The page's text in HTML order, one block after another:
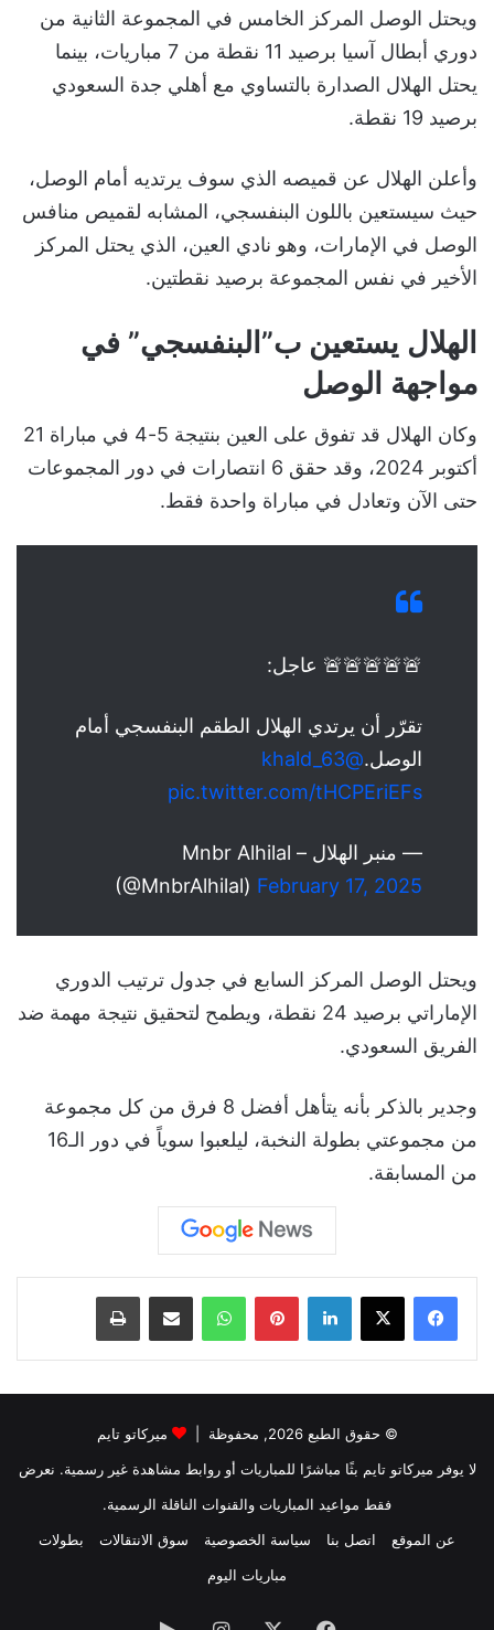
ويحتل الوصل المركز الخامس في المجموعة الثانية من
دوري أبطال آسيا برصيد 11 نقطة من 7 مباريات، بينما
يحتل الهلال الصدارة بالتساوي مع أهلي جدة السعودي
برصيد 19 نقطة.
وأعلن الهلال عن قميصه الذي سوف يرتديه أمام الوصل،
حيث سيستعين باللون البنفسجي، المشابه لقميص منافس
الوصل في الإمارات، وهو نادي العين، الذي يحتل المركز
الأخير في نفس المجموعة برصيد نقطتين.
الهلال يستعين ب”البنفسجي” في
مواجهة الوصل
وكان الهلال قد تفوق على العين بنتيجة 5-4 في مباراة 21
أكتوبر 2024، وقد حقق 6 انتصارات في دور المجموعات
حتى الآن وتعادل في مباراة واحدة فقط.
🚨🚨🚨🚨🚨 عاجل:
تقرّر أن يرتدي الهلال الطقم البنفسجي أمام
الوصل.@khald_63
pic.twitter.com/tHCPEriEFs
— منبر الهلال – Mnbr Alhilal
(@MnbrAlhilal) February 17, 2025
ويحتل الوصل المركز السابع في جدول ترتيب الدوري
الإماراتي برصيد 24 نقطة، ويطمح لتحقيق نتيجة مهمة ضد
الفريق السعودي.
وجدير بالذكر بأنه يتأهل أفضل 8 فرق من كل مجموعة
من مجموعتي بطولة النخبة، ليلعبوا سوياً في دور الـ16
من المسابقة.
لينكدإن بينتيريست واتساب
© حقوق الطبع 2026, محفوظة |
ميركاتو تايم
لا يوفر ميركاتو تايم بثًا مباشرًا للمباريات أو روابط مشاهدة غير رسمية. نعرض
فقط مواعيد المباريات والقنوات الناقلة الرسمية.
عن الموقع
اتصل بنا سياسة الخصوصية سوق الانتقالات
بطولات
مباريات اليوم